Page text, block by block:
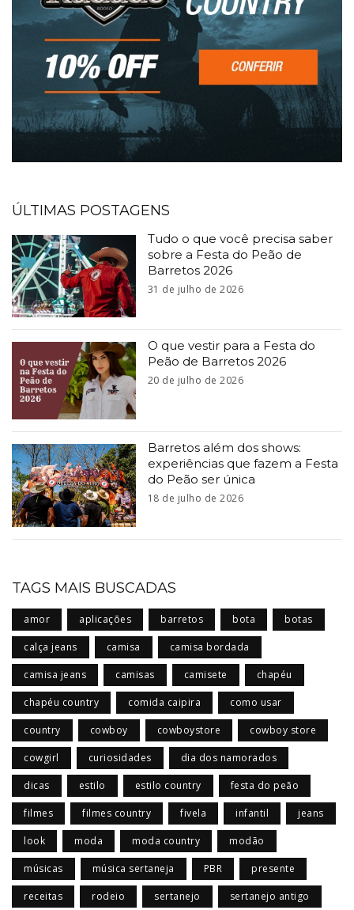
ÚLTIMAS POSTAGENS
Tudo o que você precisa saber
sobre a Festa do Peão de
Barretos 2026
31 de julho de 2026
O que vestir para a Festa do
Peão de Barretos 2026
20 de julho de 2026
Barretos além dos shows:
experiências que fazem a Festa
do Peão ser única
18 de julho de 2026
TAGS MAIS BUSCADAS
amor aplicações barretos bota botas
calça jeans camisa camisa bordada
camisa jeans camisas camisete chapéu
chapéu country comida caipira como usar
country cowboy cowboystore cowboy store
cowgirl curiosidades dia dos namorados
dicas estilo estilo country festa do peão
filmes filmes country fivela infantil jeans
look moda moda country modão
músicas música sertaneja PBR presente
receitas rodeio sertanejo sertanejo antigo